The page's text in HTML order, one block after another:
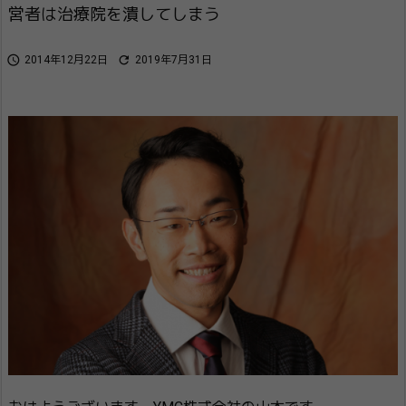
営者は治療院を潰してしまう
 2014年12月22日  2019年7月31日